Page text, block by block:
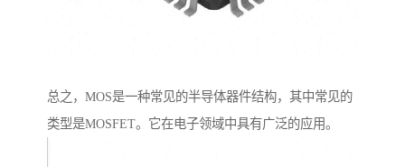
总之，MOS是一种常见的半导体器件结构，其中常见的
类型是MOSFET。它在电子领域中具有广泛的应用。